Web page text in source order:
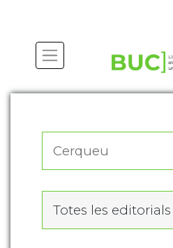
Totes les editorials